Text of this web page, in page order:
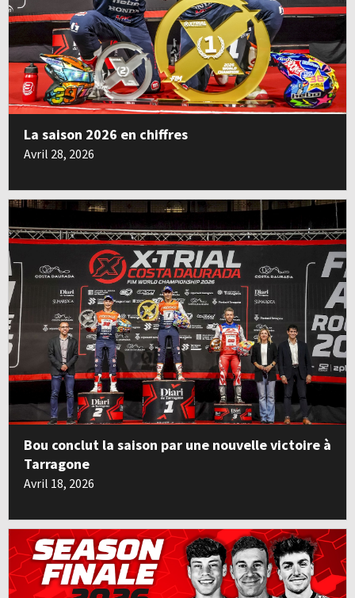
La saison 2026 en chiffres
Avril 28, 2026
Bou conclut la saison par une nouvelle victoire à
Tarragone
Avril 18, 2026